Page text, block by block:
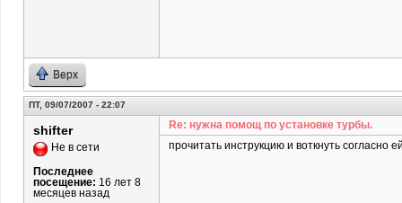
Верх
ПТ, 09/07/2007 - 22:07
shifter
Не в сети
Последнее
посещение: 16 лет 8
месяцев назад
Re: нужна помощ по установке турбы.
прочитать инструкцию и воткнуть согласно